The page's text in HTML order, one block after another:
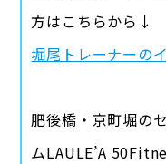
方はこちらから↓
堀尾トレーナーの
肥後橋・京町堀の
ムLAULE’A